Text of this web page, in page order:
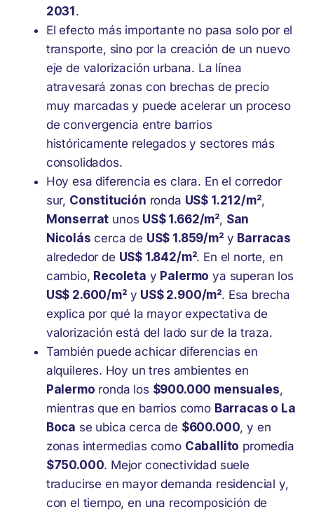
2031.
El efecto más importante no pasa solo por el
transporte, sino por la creación de un nuevo
eje de valorización urbana. La línea
atravesará zonas con brechas de precio
muy marcadas y puede acelerar un proceso
de convergencia entre barrios
históricamente relegados y sectores más
consolidados.
Hoy esa diferencia es clara. En el corredor
sur, Constitución ronda US$ 1.212/m²,
Monserrat unos US$ 1.662/m², San
Nicolás cerca de US$ 1.859/m²y Barracas
alrededor de US$ 1.842/m². En el norte, en
cambio, Recoleta y Palermo ya superan los
US$ 2.600/m²y US$ 2.900/m². Esa brecha
explica por qué la mayor expectativa de
valorización está del lado sur de la traza.
También puede achicar diferencias en
alquileres. Hoy un tres ambientes en
Palermo ronda los $900.000 mensuales,
mientras que en barrios como Barracas o La
Boca se ubica cerca de $600.000, y en
zonas intermedias como Caballito promedia
$750.000. Mejor conectividad suele
traducirse en mayor demanda residencial y,
con el tiempo, en una recomposición de